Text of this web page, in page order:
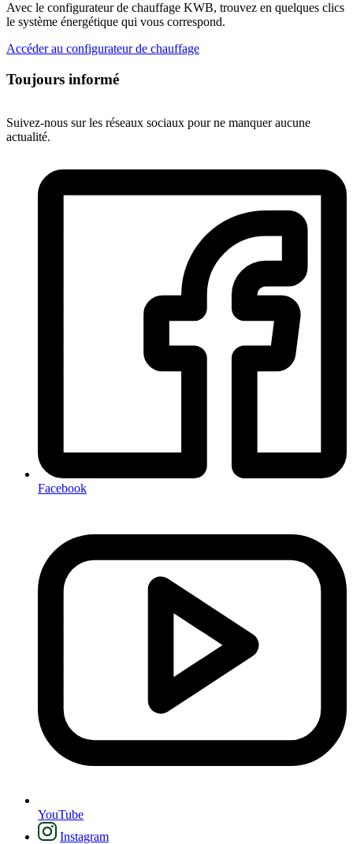
Avec le configurateur de chauffage KWB, trouvez en quelques clics
le système énergétique qui vous correspond.
Accéder au configurateur de chauffage
Toujours informé
Suivez-nous sur les réseaux sociaux pour ne manquer aucune
actualité.
Facebook
YouTube
Instagram